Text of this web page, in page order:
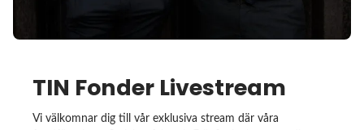
TIN Fonder Livestream
Vi välkomnar dig till vår exklusiva stream där våra